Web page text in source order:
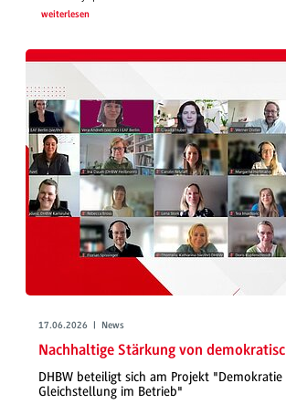
weiterlesen
17.06.2026 | News
Nachhaltige Stärkung von
DHBW beteiligt sich am Projekt "Demokratie
Gleichstellung im Betrieb"